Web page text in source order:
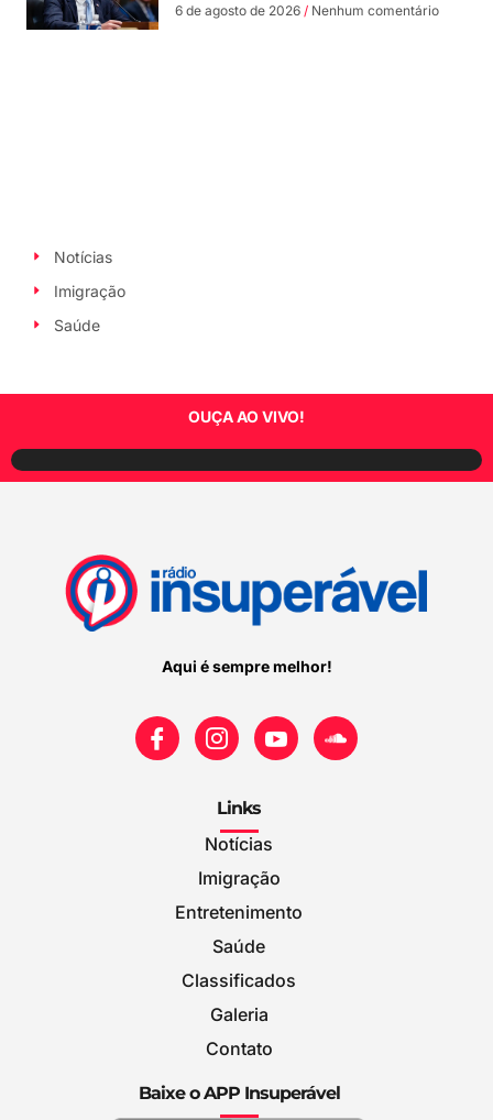
6 de agosto de 2026 Nenhum comentário
Notícias
Imigração
Saúde
OUÇA AO VIVO!
Aqui é sempre melhor!
Links
Notícias
Imigração
Entretenimento
Saúde
Classificados
Galeria
Contato
Baixe o APP Insuperável